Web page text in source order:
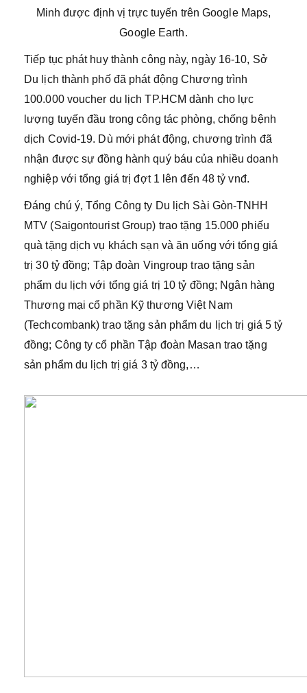
Minh được định vị trực tuyến trên Google Maps,
Google Earth.
Tiếp tục phát huy thành công này, ngày 16-10, Sở
Du lịch thành phố đã phát động Chương trình
100.000 voucher du lịch TP.HCM dành cho lực
lượng tuyến đầu trong công tác phòng, chống bệnh
dịch Covid-19. Dù mới phát động, chương trình đã
nhận được sự đồng hành quý báu của nhiều doanh
nghiệp với tổng giá trị đợt 1 lên đến 48 tỷ vnđ.
Đáng chú ý, Tổng Công ty Du lịch Sài Gòn-TNHH
MTV (Saigontourist Group) trao tặng 15.000 phiếu
quà tặng dịch vụ khách sạn và ăn uống với tổng giá
trị 30 tỷ đồng; Tập đoàn Vingroup trao tặng sản
phẩm du lịch với tổng giá trị 10 tỷ đồng; Ngân hàng
Thương mại cổ phần Kỹ thương Việt Nam
(Techcombank) trao tặng sản phẩm du lịch trị giá 5 tỷ
đồng; Công ty cổ phần Tập đoàn Masan trao tặng
sản phẩm du lịch trị giá 3 tỷ đồng,…